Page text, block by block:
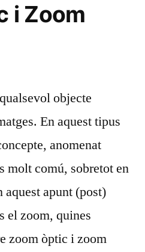
i Zoom
objecte
En aquest tipus
anomenat
molt comú, sobretot en
apunt (post)
el zoom, quines
zoom òptic i zoom